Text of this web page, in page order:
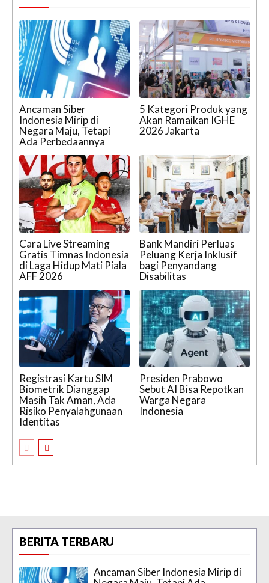
Ancaman Siber
Indonesia Mirip di
Negara Maju, Tetapi
Ada Perbedaannya
5 Kategori Produk yang
Akan Ramaikan IGHE
2026 Jakarta
Cara Live Streaming
Gratis Timnas Indonesia
di Laga Hidup Mati Piala
AFF 2026
Bank Mandiri Perluas
Peluang Kerja Inklusif
bagi Penyandang
Disabilitas
Registrasi Kartu SIM
Biometrik Dianggap
Masih Tak Aman, Ada
Risiko Penyalahgunaan
Identitas
Presiden Prabowo
Sebut AI Bisa Repotkan
Warga Negara
Indonesia
BERITA TERBARU
Ancaman Siber Indonesia Mirip di